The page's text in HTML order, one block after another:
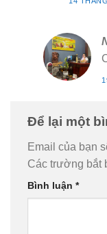
Để lại một
Email của bạn
Các trường bắt
Bình luận *